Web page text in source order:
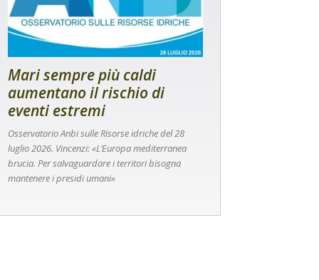
Mari sempre più caldi
aumentano il rischio di
eventi estremi
Osservatorio Anbi sulle Risorse idriche del 28
luglio 2026. Vincenzi: «L’Europa mediterranea
brucia. Per salvaguardare i territori bisogna
mantenere i presidi umani»